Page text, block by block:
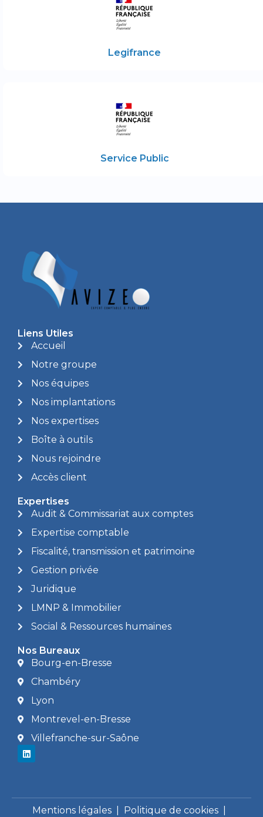
Legifrance
Service Public
Liens Utiles
Accueil
Notre groupe
Nos équipes
Nos implantations
Nos expertises
Boîte à outils
Nous rejoindre
Accès client
Expertises
Audit & Commissariat aux comptes
Expertise comptable
Fiscalité, transmission et patrimoine
Gestion privée
Juridique
LMNP & Immobilier
Social & Ressources humaines
Nos Bureaux
Bourg-en-Bresse
Chambéry
Lyon
Montrevel-en-Bresse
Villefranche-sur-Saône
Mentions légales Politique de cookies